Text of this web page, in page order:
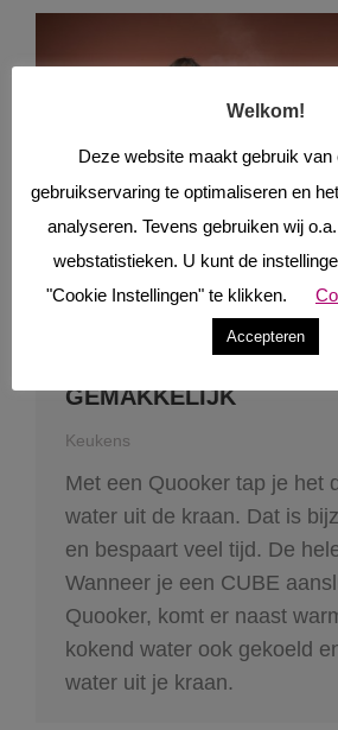
QUOOKER MAAKT HET
GEMAKKELIJK
Keukens
Met een Quooker tap je het
water uit de kraan. Dat is
en bespaart veel tijd. De
Wanneer je een CUBE
Quooker, komt er naast
kokend water ook gekoeld
water uit je kraan.
Welkom!
Deze website maakt gebruik
gebruikservaring te optimaliseren en
analyseren. Tevens gebruiken wij
webstatistieken. U kunt de
"Cookie Instellingen" te klikken.
Accepteren